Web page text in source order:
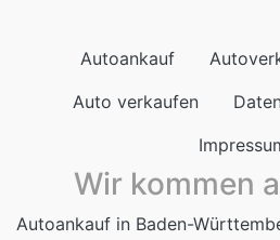
Autoankauf in Brandenburg
Autoankauf in Bremen
Autoankauf in Hamburg
Autoankauf in Hessen
Autoankauf in Mecklenburg-